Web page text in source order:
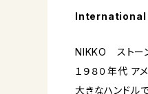
International
NIKKO ストー
１９８０年代 ア
大きなハンドル